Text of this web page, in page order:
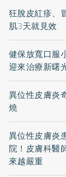
狂脫皮紅疹、
肌3天就見效
健保放寬口服
迎來治療新曙
異位性皮膚炎
燒
異位性皮膚炎
院！皮膚科醫
來越嚴重